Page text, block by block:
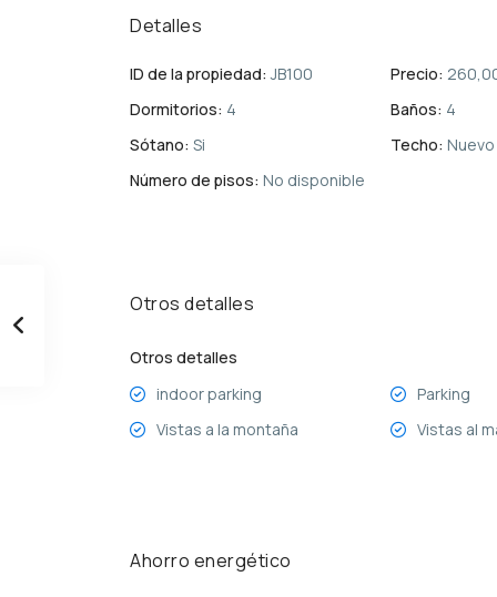
Detalles
ID de la propiedad: JB100 Precio:
Dormitorios: 4 Baños: 4
Sótano: Si Techo: Nuevo
Número de pisos: No disponible
Otros detalles
Otros detalles
indoor parking
Parking
Vistas a la montaña
Vistas al
Ahorro energético